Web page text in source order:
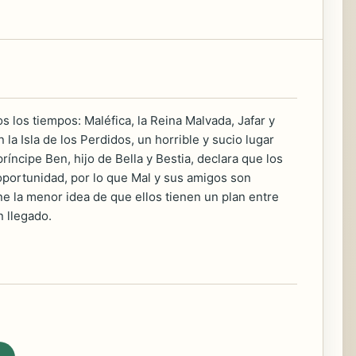
los tiempos: Maléfica, la Reina Malvada, Jafar y
Isla de los Perdidos, un horrible y sucio lugar
Ben, hijo de Bella y Bestia, declara que los
por lo que Mal y sus amigos son
la menor idea de que ellos tienen un plan entre
llegado.